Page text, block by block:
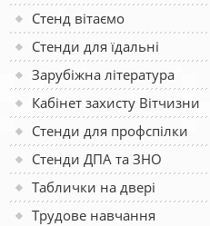
Стенд вітаємо
Стенди для їдальні
Зарубіжна література
Кабінет захисту Вітчизни
Стенди для профспілки
Стенди ДПА та ЗНО
Таблички на двері
Трудове навчання